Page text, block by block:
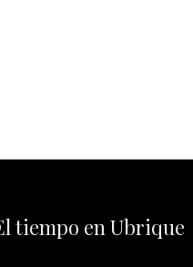
tiempo en Ubrique